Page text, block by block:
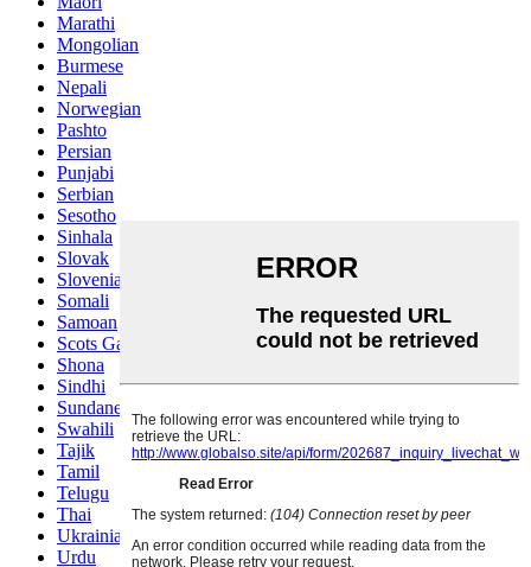
Marathi
Mongolian
Burmese
Nepali
Norwegian
Pashto
Persian
Punjabi
Serbian
Sesotho
Sinhala
Slovak
Slovenian
Somali
Samoan
Scots Gaelic
Shona
Sindhi
Sundanese
Swahili
Tajik
Tamil
Telugu
Thai
Ukrainian
Urdu